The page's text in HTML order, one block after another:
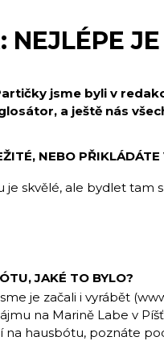
NEJLÉPE
jsme byli v
a ještě nás
NEBO
skvělé, ale bydlet tam
JAKÉ TO BYLO?
je začali i vyrábět
na Marině Labe v
na hausbótu, poznáte